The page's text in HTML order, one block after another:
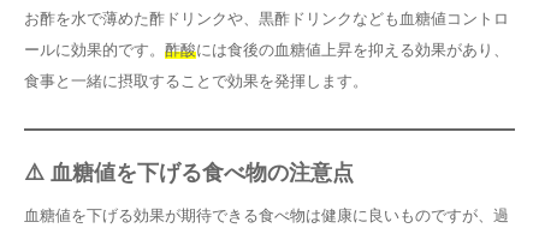
お酢を水で薄めた酢ドリンクや、黒酢ドリンクなども血糖値コントロ
ールに効果的です。 酢酸には食後の血糖値上昇を抑える効果があり、
食事と一緒に摂取することで効果を発揮します。
⚠️ 血糖値を下げる食べ物の注意点
血糖値を下げる効果が期待できる食べ物は健康に良いものですが、過